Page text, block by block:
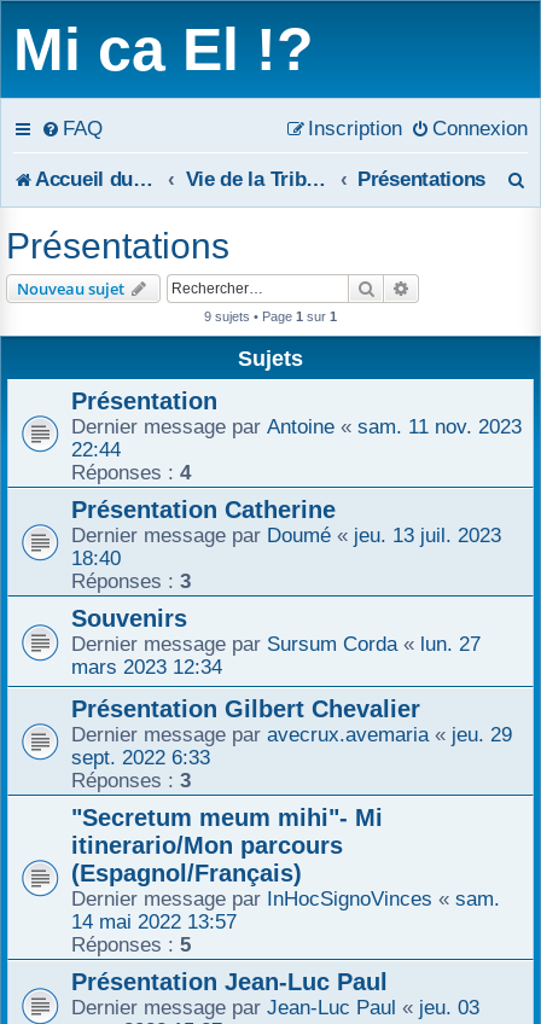
Mi ca El !?
FAQ Connexion
Inscription
Accueil du forum Vie de la Tribune Présentations
h
Présentations
Nouveau sujet Rechercher
9 sujets • Page 1 sur 1
Sujets
Présentation
Dernier message par Antoine « sam. 11 nov. 2023
22:44
Réponses : 4
Présentation Catherine
Dernier message par Doumé « jeu. 13 juil. 2023
18:40
Réponses : 3
Souvenirs
Dernier message par Sursum Corda « lun. 27
mars 2023 12:34
Présentation Gilbert Chevalier
Dernier message par avecrux.avemaria « jeu. 29
sept. 2022 6:33
Réponses : 3
"Secretum meum mihi"- Mi
itinerario/Mon parcours
(Espagnol/Français)
Dernier message par InHocSignoVinces « sam.
14 mai 2022 13:57
Réponses : 5
Présentation Jean-Luc Paul
Dernier message par Jean-Luc Paul « jeu. 03